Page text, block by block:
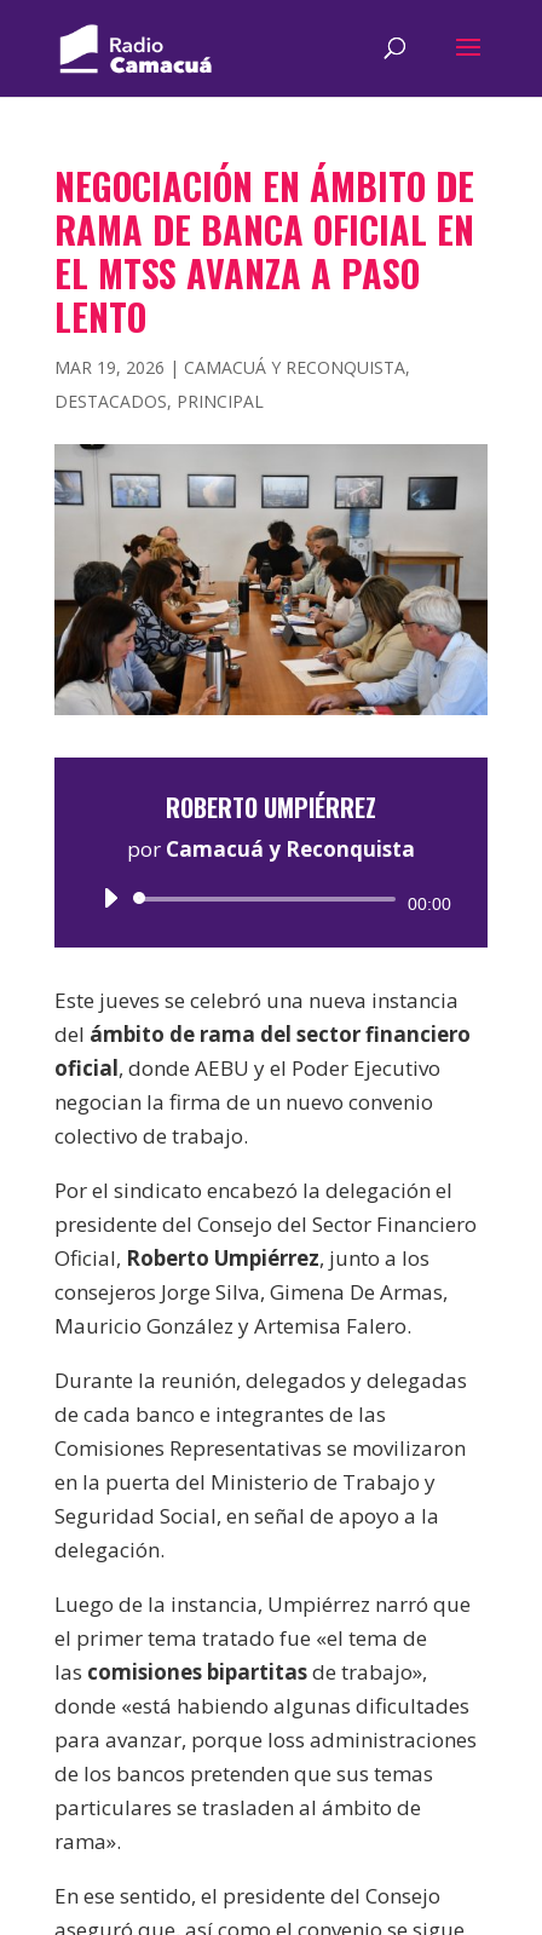
NEGOCIACIÓN EN ÁMBITO DE
RAMA DE BANCA OFICIAL EN
EL MTSS AVANZA A PASO
LENTO
MAR 19, 2026 | CAMACUÁ Y RECONQUISTA,
DESTACADOS, PRINCIPAL
ROBERTO UMPIÉRREZ
por Camacuá y Reconquista
Reproductor
00:00
Este jueves se celebró una nueva instancia
del ámbito de rama del sector financiero
oficial, donde AEBU y el Poder Ejecutivo
negocian la firma de un nuevo convenio
colectivo de trabajo.
Por el sindicato encabezó la delegación el
presidente del Consejo del Sector Financiero
Oficial, Roberto Umpiérrez, junto a los
consejeros Jorge Silva, Gimena De Armas,
Mauricio González y Artemisa Falero.
Durante la reunión, delegados y delegadas
de cada banco e integrantes de las
Comisiones Representativas se movilizaron
en la puerta del Ministerio de Trabajo y
Seguridad Social, en señal de apoyo a la
delegación.
Luego de la instancia, Umpiérrez narró que
el primer tema tratado fue «el tema de
las comisiones bipartitasde trabajo»,
donde «está habiendo algunas dificultades
para avanzar, porque loss administraciones
de los bancos pretenden que sus temas
particulares se trasladen al ámbito de
rama».
En ese sentido, el presidente del Consejo